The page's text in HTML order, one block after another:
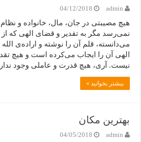
admin
04/12/2018
هیچ مصیبتی در جان، مال، خانواده و
نمی‌رسد مگر به تقدیر و قضای الهی که از
می‌دانسته، قلم آن را نوشته و اراده‌ی
الهی آن را ایجاب می‌کرده است و هیچ
نیست. آری، هیچ قدرت و عاملی وجود
بیشتر بخوانید »
بهترین مکان
admin
04/05/2018